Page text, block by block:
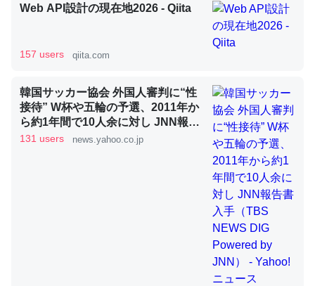
論文では「淡水はカルシウムも酸素も不足してて両方に不
利だから両方が拮抗してるのでは」とあって面白い。海に
ずキチンを強化してる筈だが、酵素が違うのか？
─ニュース :: 【研究発表】昆虫学の大問題＝「昆虫はなぜ海にいな
いのか」に関する新仮説
これを元に考えるとカルシウムを大量に使う脊椎動物と貝
類は苦労してるんだな…。腹足類だと殻を無くしてナメク
─ニュース :: 【研究発表】昆虫学の大問題＝「昆虫はなぜ海にいな
Web API設計の現在地2026 - Qiita
157 users qiita.com
韓国サッカー協会 外国人審判に“性
接待” W杯や五輪の予選、2011年か
ら約1年間で10人余に対し JNN報告
書入手（TBS NEWS DIG Powered
131 users news.yahoo.co.jp